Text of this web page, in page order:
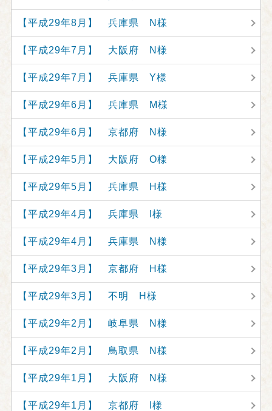
【平成29年8月】 兵庫県 N様
【平成29年7月】 大阪府 N様
【平成29年7月】 兵庫県 Y様
【平成29年6月】 兵庫県 M様
【平成29年6月】 京都府 N様
【平成29年5月】 大阪府 O様
【平成29年5月】 兵庫県 H様
【平成29年4月】 兵庫県 I様
【平成29年4月】 兵庫県 N様
【平成29年3月】 京都府 H様
【平成29年3月】 不明 H様
【平成29年2月】 岐阜県 N様
【平成29年2月】 鳥取県 N様
【平成29年1月】 大阪府 N様
【平成29年1月】 京都府 I様